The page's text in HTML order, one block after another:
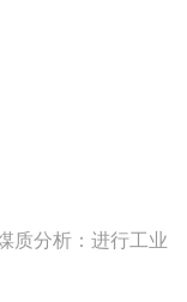
质分析：进行工业